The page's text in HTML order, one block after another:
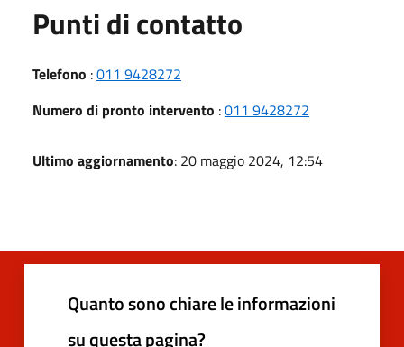
Punti di contatto
Telefono :011 9428272
Numero di pronto intervento :011 9428272
Ultimo aggiornamento: 20 maggio 2024, 12:54
Quanto sono chiare le informazioni
su questa pagina?